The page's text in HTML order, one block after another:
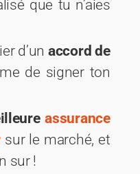
que tu n’aies
d’unaccord de
de signer ton
assurance
sur le marché, et
sur !